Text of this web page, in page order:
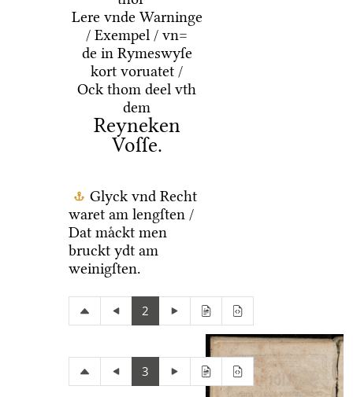
Lere vnde Warninge
/ Exempel / vn=
de in Rymeswyſe
kort voruatet /
Ock thom deel vth
dem
Reyneken
Voſſe.
Glyck vnd Recht
waret am lengſten /
Dat maͤckt men
bruckt ydt am
weinigſten.
2
3